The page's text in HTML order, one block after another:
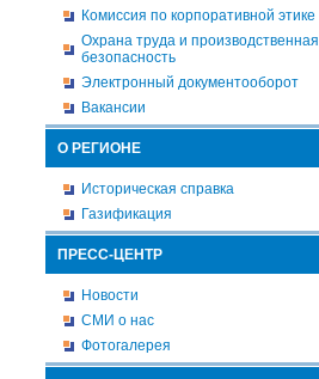
Комиссия по корпоративной этике
Охрана труда и производственная
безопасность
Электронный документооборот
Вакансии
О РЕГИОНЕ
Историческая справка
Газификация
ПРЕСС-ЦЕНТР
Новости
СМИ о нас
Фотогалерея